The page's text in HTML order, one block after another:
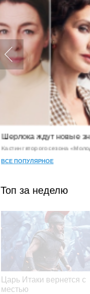
Шерлока ждут новые
Кастинг второго сезона
ВСЕ ПОПУЛЯРНОЕ
Топ за неделю
Царь Итаки вернется с
местью